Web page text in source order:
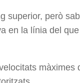
però
en la línia del
màximes